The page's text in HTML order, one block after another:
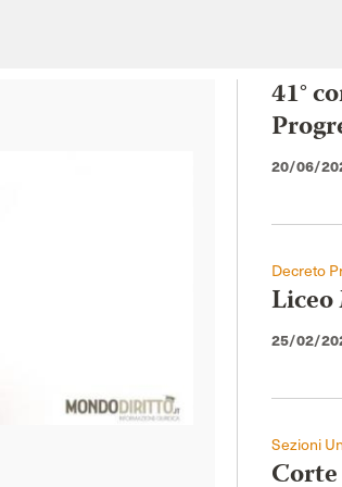
41°
20/06/
Decreto
25/02/
Sezioni